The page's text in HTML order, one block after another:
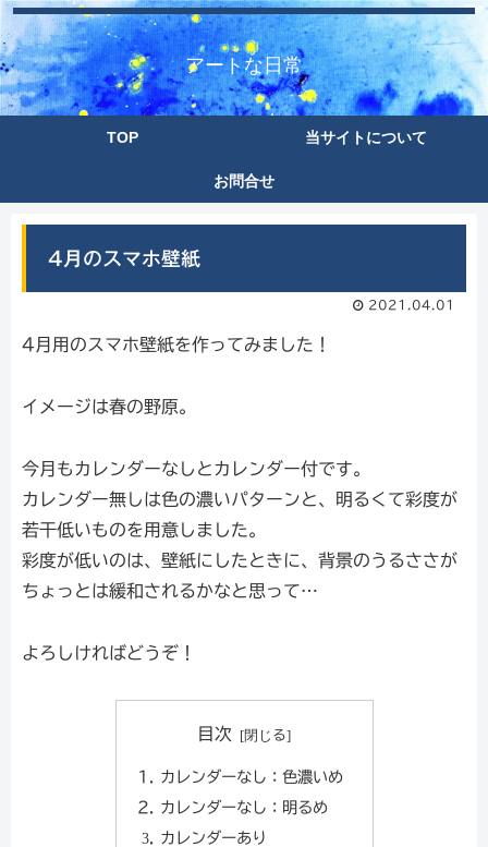
アートな日常
TOP 当サイトについて
お問合せ
4月のスマホ壁紙
2021.04.01
4月用のスマホ壁紙を作ってみました！
イメージは春の野原。
今月もカレンダーなしとカレンダー付です。
カレンダー無しは色の濃いパターンと、明るくて彩度が
若干低いものを用意しました。
彩度が低いのは、壁紙にしたときに、背景のうるささが
ちょっとは緩和されるかなと思って…
よろしければどうぞ！
目次
カレンダーなし：色濃いめ
カレンダーなし：明るめ
カレンダーあり